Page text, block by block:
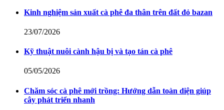
Kinh nghiệm sản xuất cà phê đa thân trên đất đỏ bazan
23/07/2026
Kỹ thuật nuôi cành hậu bị và tạo tán cà phê
05/05/2026
Chăm sóc cà phê mới trồng: Hướng dẫn toàn diện giúp
cây phát triển nhanh